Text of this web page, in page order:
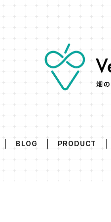
BLOG PRODUCT